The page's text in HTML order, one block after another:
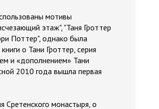
мотивы
этаж", "Таня Гроттер
Поттер", однако была
о Тани Гроттер, серия
и «дополнением» Тани
2010 года вышла первая
Сретенского монастыря, о